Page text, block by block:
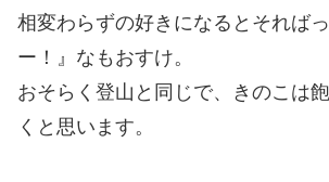
相変わらずの好きになるとそれば
ー！』なもおすけ。
おそらく登山と同じで、きのこは
くと思います。